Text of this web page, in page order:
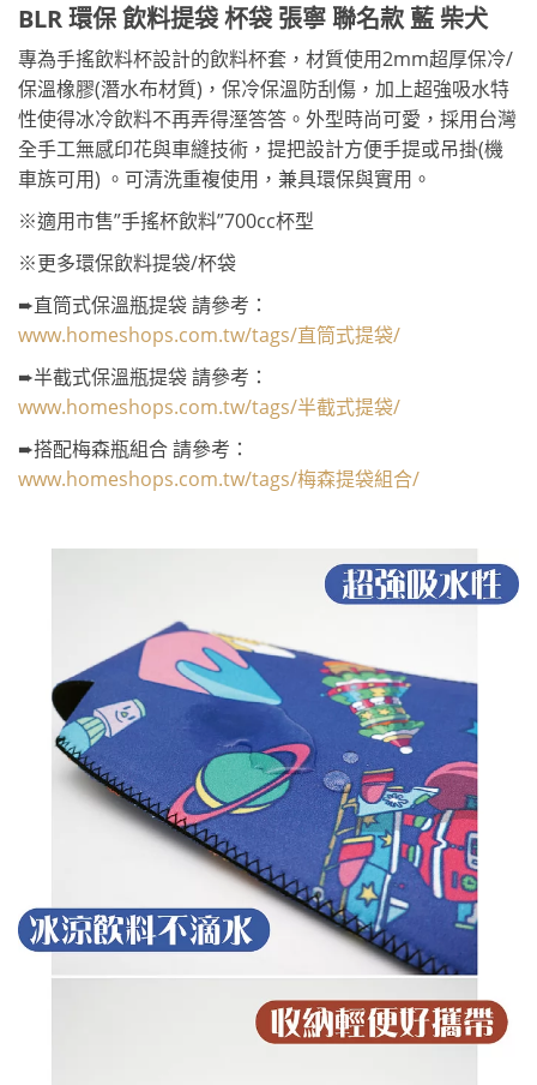
BLR 環保 飲料提袋 杯袋 張寧 聯名款 藍 柴犬
專為手搖飲料杯設計的飲料杯套，材質使用2mm超厚保冷/
保溫橡膠(潛水布材質)，保冷保溫防刮傷，加上超強吸水特
性使得冰冷飲料不再弄得溼答答。外型時尚可愛，採用台灣
全手工無感印花與車縫技術，提把設計方便手提或吊掛(機
車族可用) 。可清洗重複使用，兼具環保與實用。
※適用市售”手搖杯飲料”700cc杯型
※更多環保飲料提袋/杯袋
➨直筒式保溫瓶提袋 請參考：
www.homeshops.com.tw/tags/直筒式提袋/
➨半截式保溫瓶提袋 請參考：
www.homeshops.com.tw/tags/半截式提袋/
➨搭配梅森瓶組合 請參考：
www.homeshops.com.tw/tags/梅森提袋組合/